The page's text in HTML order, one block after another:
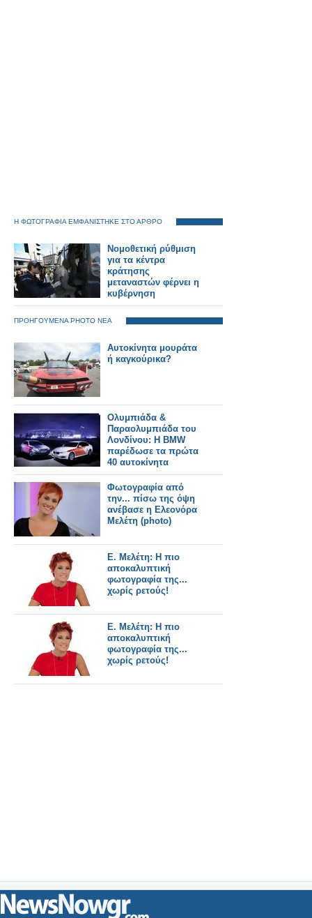
Η ΦΩΤΟΓΡΑΦΙΑ ΕΜΦΑΝΙΣΤΗΚΕ ΣΤΟ ΑΡΘΡΟ
Νομοθετική ρύθμιση
για τα κέντρα
κράτησης
μεταναστών φέρνει η
κυβέρνηση
ΠΡΟΗΓΟΥΜΕΝΑ PHOTO ΝΕΑ
Αυτοκίνητα μουράτα
ή καγκούρικα?
Ολυμπιάδα &
Παραολυμπιάδα του
Λονδίνου: Η BMW
παρέδωσε τα πρώτα
40 αυτοκίνητα
Φωτογραφία από
την... πίσω της όψη
ανέβασε η Ελεονόρα
Μελέτη (photo)
E. Μελέτη: Η πιο
αποκαλυπτική
φωτογραφία της...
χωρίς ρετούς!
E. Μελέτη: Η πιο
αποκαλυπτική
φωτογραφία της...
χωρίς ρετούς!